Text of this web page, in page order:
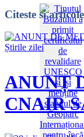
Citeste si
Știrile zilei
ANUNȚ
CNAIR